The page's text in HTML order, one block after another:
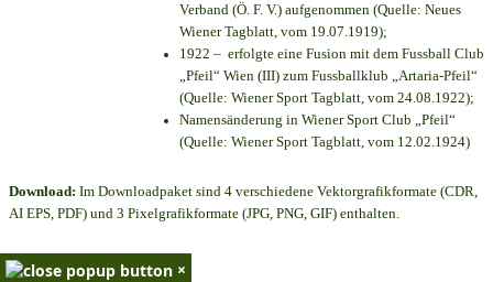
Verband (Ö. F. V.) aufgenommen (Quelle: Neues
Wiener Tagblatt, vom 19.07.1919);
1922 – erfolgte eine Fusion mit dem Fussball Club
„Pfeil“ Wien (III) zum Fussballklub „Artaria-Pfeil“
(Quelle: Wiener Sport Tagblatt, vom 24.08.1922);
Namensänderung in Wiener Sport Club „Pfeil“
(Quelle: Wiener Sport Tagblatt, vom 12.02.1924)
Download: Im Downloadpaket sind 4 verschiedene Vektorgrafikformate (CDR,
AI EPS, PDF) und 3 Pixelgrafikformate (JPG, PNG, GIF) enthalten.
×